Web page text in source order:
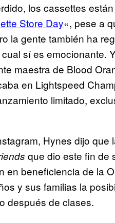
los cassettes
Store Day«, pese a
la gente también ha
sí es emocionante.
maestra de Blood
en Lightspeed
limitado,
Hynes dijo
que dio este fin de
en beneficiencia de la
y sus familias la
después de clases.